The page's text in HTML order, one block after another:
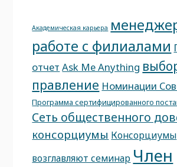
Академическая карьера
работе с филиалами
отчет Ask Me Anything
правление Номинации
Программа сертифицированного
Сеть общественного
консорциумы Консорциумы
возглавляют семинар Член